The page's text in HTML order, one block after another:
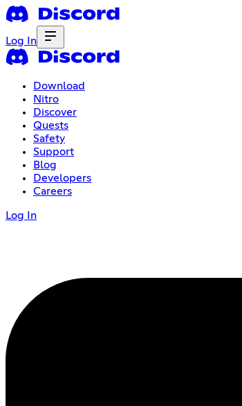
Log In
Download
Nitro
Discover
Quests
Safety
Support
Blog
Developers
Careers
Log In